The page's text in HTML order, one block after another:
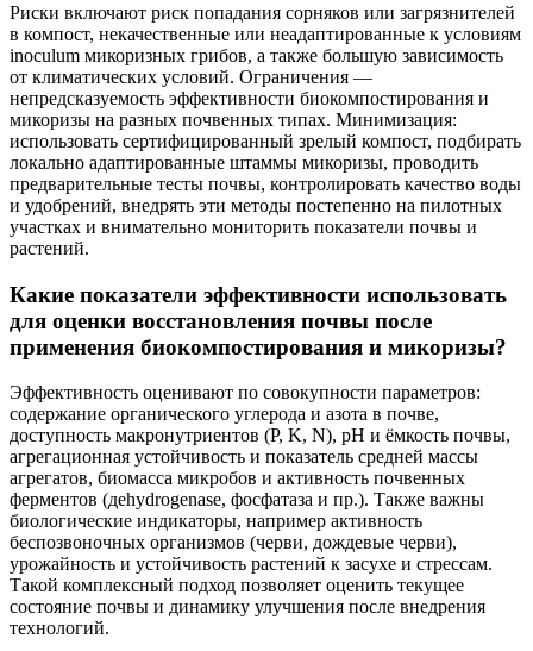
Риски включают риск попадания сорняков или загрязнителей
в компост, некачественные или неадаптированные к условиям
inoculum микоризных грибов, а также большую зависимость
от климатических условий. Ограничения —
непредсказуемость эффективности биокомпостирования и
микоризы на разных почвенных типах. Минимизация:
использовать сертифицированный зрелый компост, подбирать
локально адаптированные штаммы микоризы, проводить
предварительные тесты почвы, контролировать качество воды
и удобрений, внедрять эти методы постепенно на пилотных
участках и внимательно мониторить показатели почвы и
растений.
Какие показатели эффективности использовать
для оценки восстановления почвы после
применения биокомпостирования и микоризы?
Эффективность оценивают по совокупности параметров:
содержание органического углерода и азота в почве,
доступность макронутриентов (P, K, N), pH и ёмкость почвы,
агрегационная устойчивость и показатель средней массы
агрегатов, биомасса микробов и активность почвенных
ферментов (деhydrogenase, фосфатаза и пр.). Также важны
биологические индикаторы, например активность
беспозвоночных организмов (черви, дождевые черви),
урожайность и устойчивость растений к засухе и стрессам.
Такой комплексный подход позволяет оценить текущее
состояние почвы и динамику улучшения после внедрения
технологий.